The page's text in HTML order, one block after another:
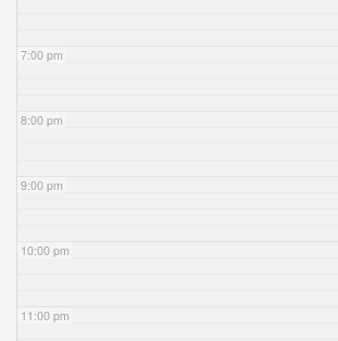
7:00 pm
8:00 pm
9:00 pm
10:00 pm
11:00 pm